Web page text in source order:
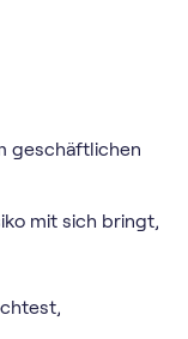
geschäftlichen
mit sich bringt,